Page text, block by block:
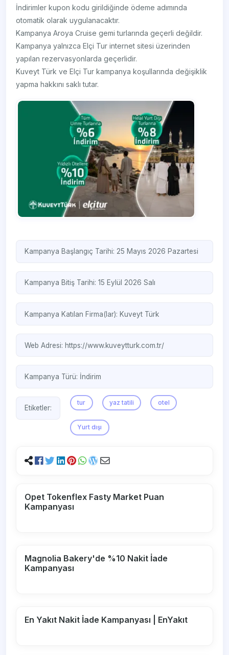
İndirimler kupon kodu girildiğinde ödeme adımında
otomatik olarak uygulanacaktır.
Kampanya Aroya Cruise gemi turlarında geçerli değildir.
Kampanya yalnızca Elçi Tur internet sitesi üzerinden
yapılan rezervasyonlarda geçerlidir.
Kuveyt Türk ve Elçi Tur kampanya koşullarında değişiklik
yapma hakkını saklı tutar.
Kampanya Başlangıç Tarihi: 25 Mayıs 2026 Pazartesi
Kampanya Bitiş Tarihi: 15 Eylül 2026 Salı
Kampanya Katılan Firma(lar): Kuveyt Türk
Web Adresi: https://www.kuveytturk.com.tr/
Kampanya Türü: İndirim
Etiketler:
tur yaz tatili otel
Yurt dışı
Opet Tokenflex Fasty Market Puan
Kampanyası
Magnolia Bakery'de %10 Nakit İade
Kampanyası
En Yakıt Nakit İade Kampanyası | EnYakıt